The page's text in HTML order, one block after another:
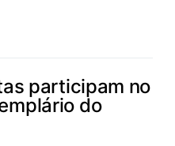
participam no
do